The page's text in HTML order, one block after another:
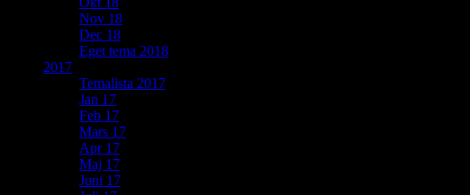
Nov 18
Dec 18
Eget tema 2018
2017
Temalista 2017
Jan 17
Feb 17
Mars 17
Apr 17
Maj 17
Juni 17